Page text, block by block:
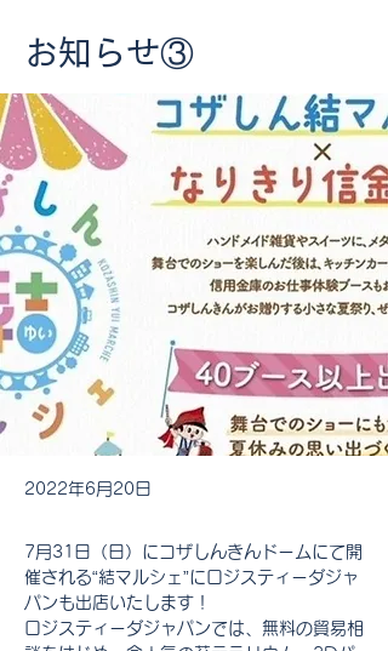
お知らせ③
2022年6月20日
7月31日（日）にコザしんきんドームにて開
催される“結マルシェ”にロジスティーダジャ
パンも出店いたします！
ロジスティーダジャパンでは、無料の貿易相